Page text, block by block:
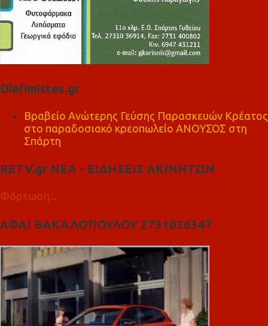
Diafimistes.gr
Βραβείο Ανώτερης Γεύσης Παρασκευών Κρέατος
στο παραδοσιακό κρεοπωλείο ΑΝΟΥΣΟΣ στη
Σπάρτη
RETV.gr ΝΕΑ - ΕΙΔΗΣΕΙΣ ΑΚΙΝΗΤΩΝ
Φόρτωση...
ΑΦΑΙ ΒΑΚΑΛΟΠΟΥΛΟΥ 2731026347